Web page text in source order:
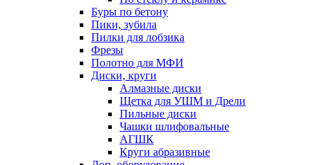
Буры по бетону
Пики, зубила
Пилки для лобзика
Фрезы
Полотно для МФИ
Диски, круги
Алмазные диски
Щетка для УШМ и Дрели
Пильные диски
Чашки шлифовальные
АГШК
Круги абразивные